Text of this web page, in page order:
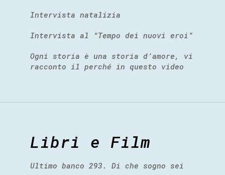
Intervista natalizia
Intervista al “Tempo dei nuovi eroi”
Ogni storia è una storia d’amore, vi
racconto il perché in questo video
Libri e Film
Ultimo banco 293. Di che sogno sei